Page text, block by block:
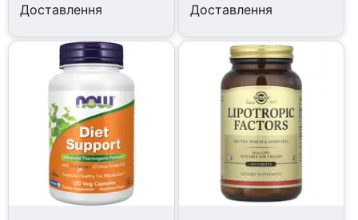
Доставлення Доставлення